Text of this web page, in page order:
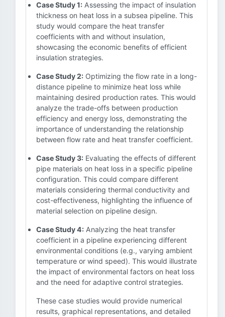
Case Study 1: Assessing the impact of insulation
thickness on heat loss in a subsea pipeline. This
study would compare the heat transfer
coefficients with and without insulation,
showcasing the economic benefits of efficient
insulation strategies.
Case Study 2: Optimizing the flow rate in a long-
distance pipeline to minimize heat loss while
maintaining desired production rates. This would
analyze the trade-offs between production
efficiency and energy loss, demonstrating the
importance of understanding the relationship
between flow rate and heat transfer coefficient.
Case Study 3: Evaluating the effects of different
pipe materials on heat loss in a specific pipeline
configuration. This could compare different
materials considering thermal conductivity and
cost-effectiveness, highlighting the influence of
material selection on pipeline design.
Case Study 4: Analyzing the heat transfer
coefficient in a pipeline experiencing different
environmental conditions (e.g., varying ambient
temperature or wind speed). This would illustrate
the impact of environmental factors on heat loss
and the need for adaptive control strategies.
These case studies would provide numerical
results, graphical representations, and detailed